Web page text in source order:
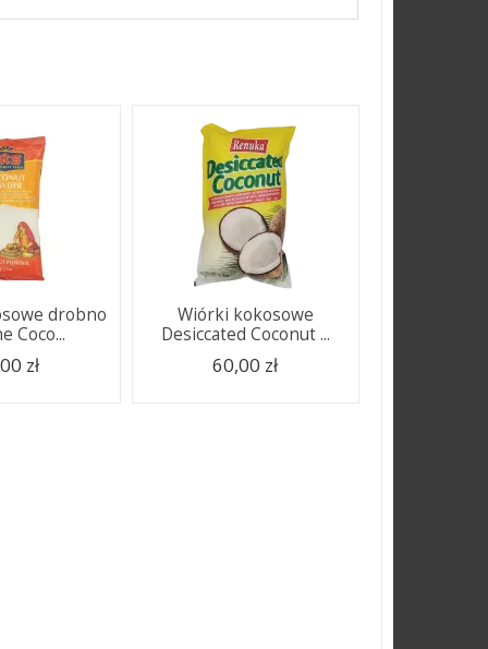
drobno
Coco...
zł
Wiórki kokosowe
Desiccated Coconut ...
60,00 zł